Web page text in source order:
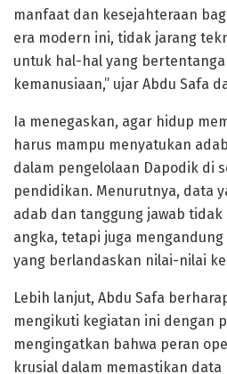
manfaat dan kesejahteraan
era modern ini, tidak jarang
untuk hal-hal yang
kemanusiaan,” ujar Abdu Safa
Ia menegaskan, agar hidup
harus mampu menyatukan
dalam pengelolaan Dapodik di
pendidikan. Menurutnya, data
adab dan tanggung jawab
angka, tetapi juga
yang berlandaskan nilai-nilai
Lebih lanjut, Abdu Safa
mengikuti kegiatan ini dengan
mengingatkan bahwa peran
krusial dalam memastikan